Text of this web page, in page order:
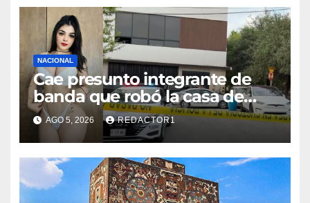
NACIONAL
Cae presunto integrante de
banda que robó la casa de
Karely Ruiz
AGO 5, 2026 REDACTOR1